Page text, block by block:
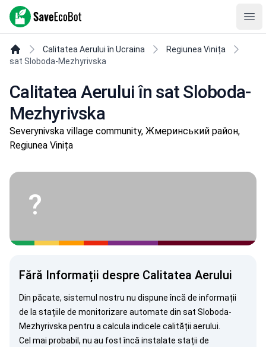
SaveEcoBot
Calitatea Aerului în Ucraina
Regiunea Vinița
sat Sloboda-Mezhyrivska
Calitatea Aerului în sat Sloboda-
Mezhyrivska
Severynivska village community, Жмеринський район,
Regiunea Vinița
?
Fără Informații despre Calitatea Aerului
Din păcate, sistemul nostru nu dispune încă de informații
de la stațiile de monitorizare automate din sat Sloboda-
Mezhyrivska pentru a calcula indicele calității aerului.
Cel mai probabil, nu au fost încă instalate stații de